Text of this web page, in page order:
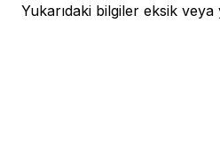
Yukarıdaki bilgiler eksik